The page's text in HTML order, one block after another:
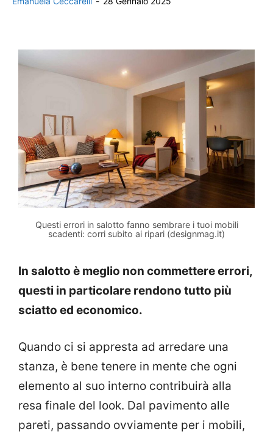
Questi errori in salotto fanno sembrare i tuoi mobili
scadenti: corri subito ai ripari (designmag.it)
In salotto è meglio non commettere errori,
questi in particolare rendono tutto più
sciatto ed economico.
Quando ci si appresta ad arredare una
stanza, è bene tenere in mente che ogni
elemento al suo interno contribuirà alla
resa finale del look. Dal pavimento alle
pareti, passando ovviamente per i mobili,